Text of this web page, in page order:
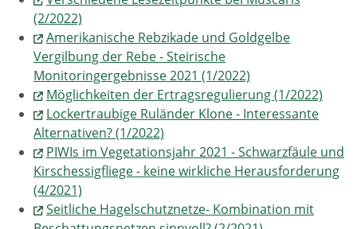
(2/2022)
Amerikanische Rebzikade und Goldgelbe
Vergilbung der Rebe - Steirische
Monitoringergebnisse 2021 (1/2022)
Möglichkeiten der Ertragsregulierung (1/2022)
Lockertraubige Ruländer Klone - Interessante
Alternativen? (1/2022)
PIWIs im Vegetationsjahr 2021 - Schwarzfäule und
Kirschessigfliege - keine wirkliche Herausforderung
(4/2021)
Seitliche Hagelschutznetze- Kombination mit